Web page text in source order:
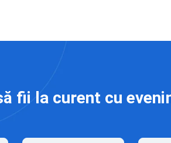
fii la curent cu